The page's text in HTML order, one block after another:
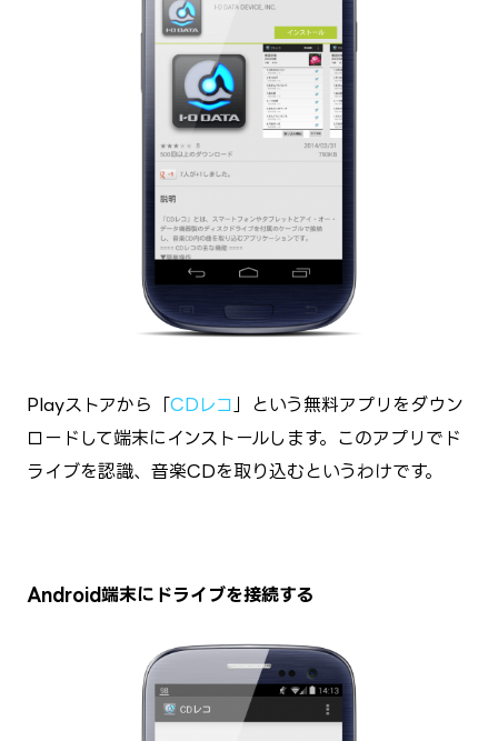
Playストアから「CDレコ
」という無料アプリをダウン
ロードして端末にインストールします。このアプリでド
ライブを認識、音楽CDを取り込むというわけです。
Android端末にドライブを接続する